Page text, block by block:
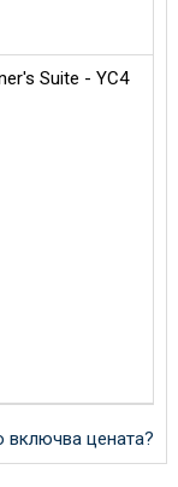
Suite - YC4
включва цената?